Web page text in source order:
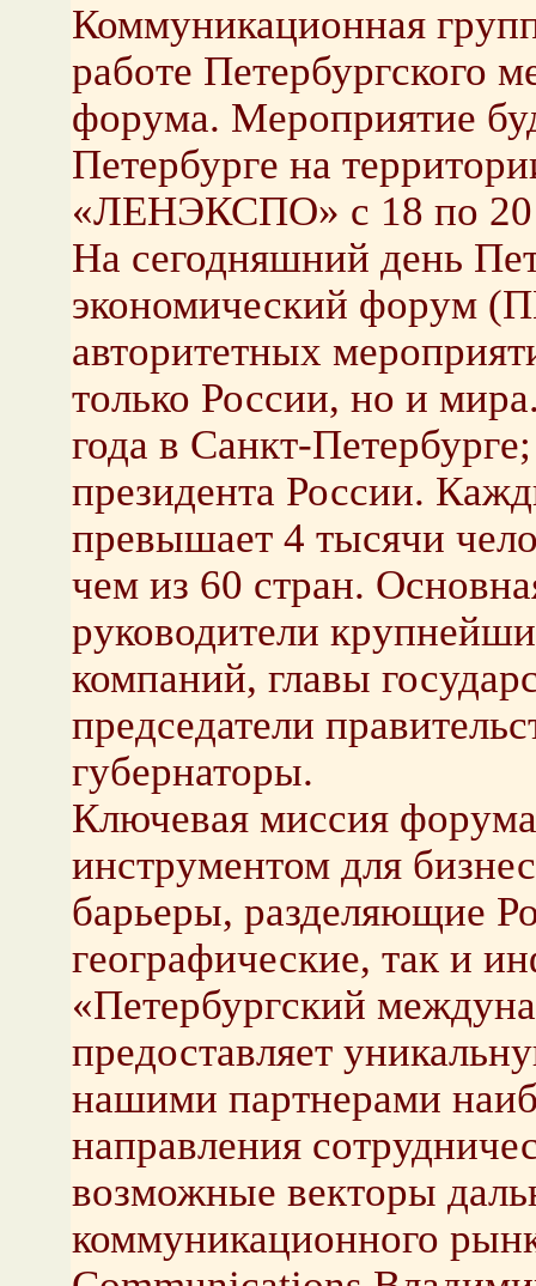
Коммуникационная
работе Петербургского
форума. Мероприятие
Петербурге на
«ЛЕНЭКСПО» с 18 по 20
На сегодняшний день
экономический форум
авторитетных
только России, но и
года в Санкт-
президента России.
превышает 4 тысячи
чем из 60 стран.
руководители
компаний, главы
председатели
губернаторы.
Ключевая миссия
инструментом для
барьеры, разделяющие
географические, так и
«Петербургский
предоставляет
нашими партнерами
направления
возможные векторы
коммуникационного